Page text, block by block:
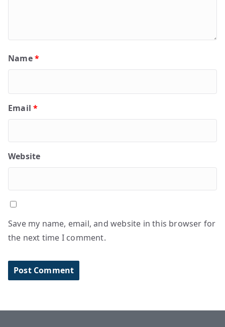
Name*
Email*
Website
Save my name, email, and website in this browser for
the next time I comment.